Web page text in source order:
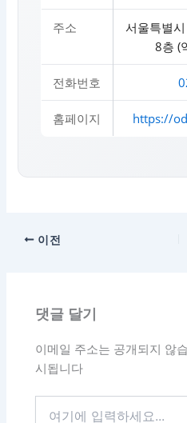
주소
서울특별
8층 (
전화번호
홈페이지 https://
이전
댓글 달기
이메일 주소는 공개되지 않
시됩니다